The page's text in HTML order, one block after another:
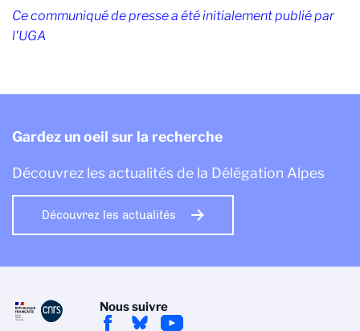
Ce communiqué de presse a été initialement publié par
l'UGA
Gardez un oeil sur la recherche
Découvrez les actualités de la Délégation Alpes
Découvrez les actualités
Nous suivre